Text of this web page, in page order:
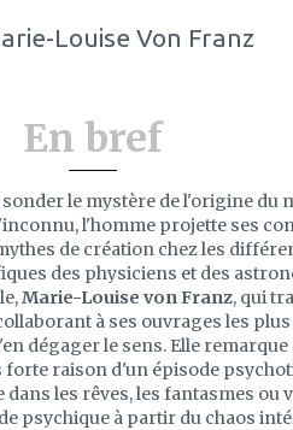
Louise Von Franz
En bref
le mystère de l'origine du
l'homme projette ses
de création chez les
des physiciens et des
Marie-Louise von Franz, qui
à ses ouvrages les
dégager le sens. Elle
raison d'un épisode
les rêves, les fantasmes ou
psychique à partir du chaos